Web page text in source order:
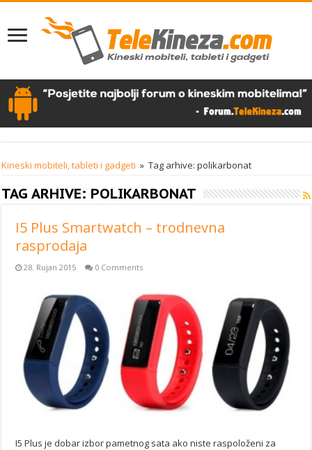
Kineski mobiteli, tableti i gadgeti » Tag arhive: polikarbonat
TAG ARHIVE: POLIKARBONAT
I5 Plus Smartwatch – trodnevna
rasprodaja
28. Rujan 2015 0 Comments
I5 Plus je dobar izbor pametnog sata ako niste raspoloženi za